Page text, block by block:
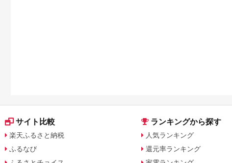
サイト比較
楽天ふるさと納税
ふるなび
ランキングから探す
人気ランキング
還元率ランキング